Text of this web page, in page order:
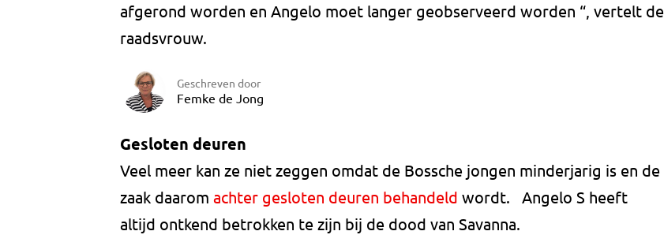
afgerond worden en Angelo moet langer geobserveerd worden “, vertelt de
raadsvrouw.
Geschreven door
Femke de Jong
Gesloten deuren
Veel meer kan ze niet zeggen omdat de Bossche jongen minderjarig is en de
zaak daarom achter gesloten deuren behandeld wordt. Angelo S heeft
altijd ontkend betrokken te zijn bij de dood van Savanna.